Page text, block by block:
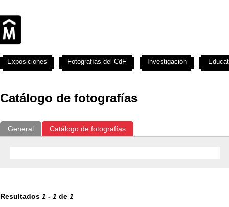
Catálogo de fotografías
General Catálogo de fotografías
Resultados 1 - 1 de 1
Exposiciones Fotografías del CdF Investigación